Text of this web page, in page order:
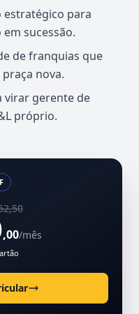
estratégico para
sucessão.
de franquias que
nova.
virar gerente de
próprio.
,00/mês